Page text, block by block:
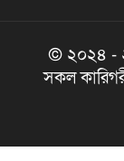
© ২০২৪ -
সকল